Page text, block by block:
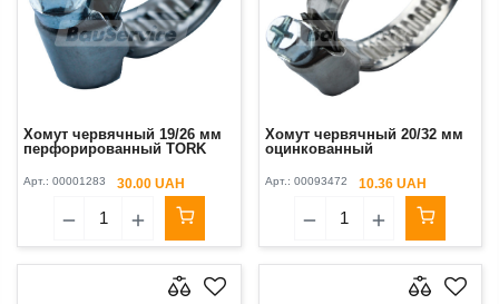
Хомут червячный 19/26 мм
перфорированный TORK
Арт.: 00001283 30.00 UAH
Хомут червячный 20/32 мм
оцинкованный
Арт.: 00093472 10.36 UAH